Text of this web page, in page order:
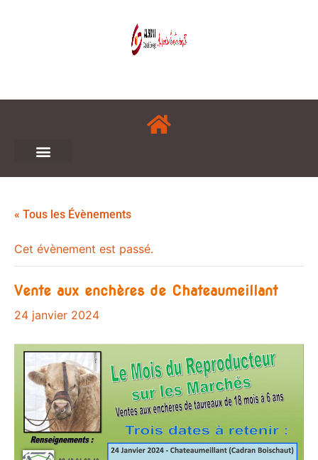
« Tous les Évènements
Cet évènement est passé.
Vente aux enchères de Chateaumeillant
24 janvier 2024